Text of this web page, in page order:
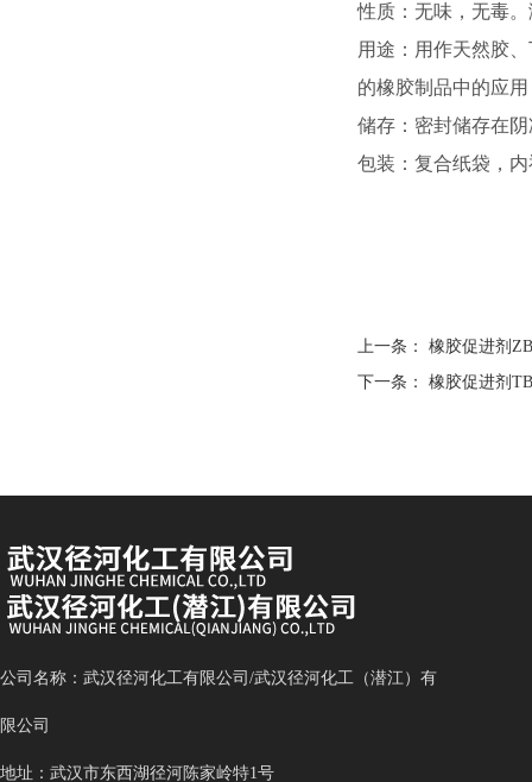
性质：无味，无毒
用途：用作天然胶
的橡胶制品中的应
储存：密封储存在
包装：复合纸袋，
上一条：橡胶促进剂
下一条：橡胶促进剂
公司名称：武汉径河化工有限公司/武汉径河化工（潜江）有
限公司
地址：武汉市东西湖径河陈家岭特1号